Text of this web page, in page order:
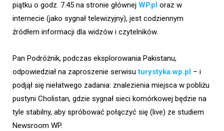
piątku o godz. 7.45 na stronie głównej WP.pl oraz w
internecie (jako sygnał telewizyjny), jest codziennym
źródłem informacji dla widzów i czytelników.
Pan Podróżnik, podczas eksplorowania Pakistanu,
odpowiedział na zaproszenie serwisuturystyka.wp.pl – i
podjął się niełatwego zadania: znalezienia miejsca w pobliżu
pustyni Cholistan, gdzie sygnał sieci komórkowej będzie na
tyle stabilny, aby spróbować połączyć się (live) ze studiem
Newsroom WP.